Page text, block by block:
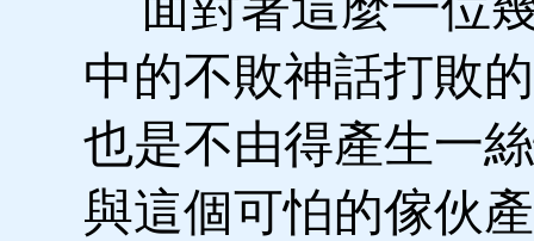
中的不敗神話打敗
也是不由得產生一
與這個可怕的傢伙